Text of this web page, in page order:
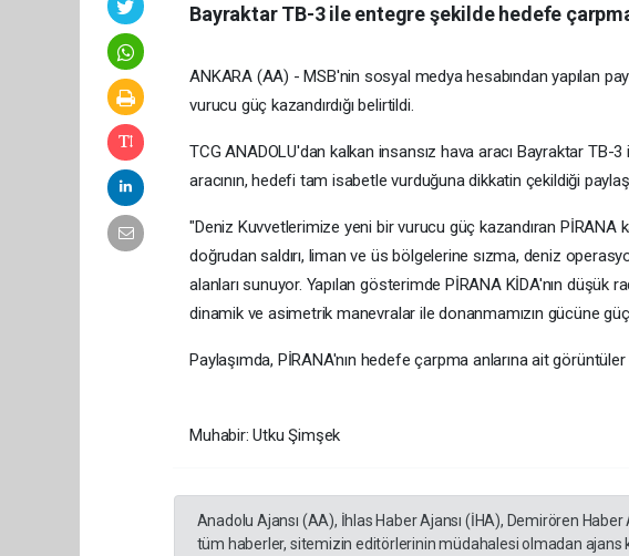
Bayraktar TB-3 ile entegre şekilde hedefe
ANKARA (AA) - MSB'nin sosyal medya hesabından yapılan
vurucu güç kazandırdığı belirtildi.
TCG ANADOLU'dan kalkan insansız hava aracı Bayraktar
aracının, hedefi tam isabetle vurduğuna dikkatin çekildiği
"Deniz Kuvvetlerimize yeni bir vurucu güç kazandıran PİRANA
doğrudan saldırı, liman ve üs bölgelerine sızma, deniz
alanları sunuyor. Yapılan gösterimde PİRANA KİDA'nın düşük
dinamik ve asimetrik manevralar ile donanmamızın gücüne güç
Paylaşımda, PİRANA'nın hedefe çarpma anlarına ait görüntüler
Muhabir: Utku Şimşek
Anadolu Ajansı (AA), İhlas Haber Ajansı (İHA), Demirören
tüm haberler, sitemizin editörlerinin müdahalesi olmadan ajans